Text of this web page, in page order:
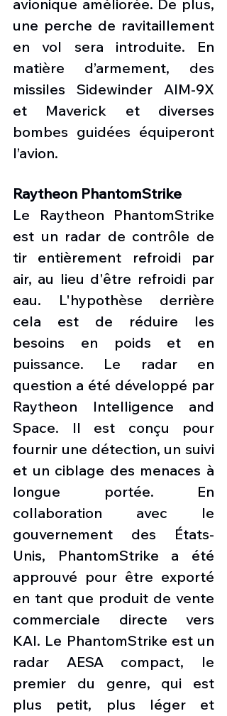
avionique améliorée. De plus,
une perche de ravitaillement
en vol sera introduite. En
matière d’armement, des
missiles Sidewinder AIM-9X
et Maverick et diverses
bombes guidées équiperont
l’avion.
Raytheon PhantomStrike
Le Raytheon PhantomStrike
est un radar de contrôle de
tir entièrement refroidi par
air, au lieu d'être refroidi par
eau. L'hypothèse derrière
cela est de réduire les
besoins en poids et en
puissance. Le radar en
question a été développé par
Raytheon Intelligence and
Space. Il est conçu pour
fournir une détection, un suivi
et un ciblage des menaces à
longue portée. En
collaboration avec le
gouvernement des États-
Unis, PhantomStrike a été
approuvé pour être exporté
en tant que produit de vente
commerciale directe vers
KAI. Le PhantomStrike est un
radar AESA compact, le
premier du genre, qui est
plus petit, plus léger et